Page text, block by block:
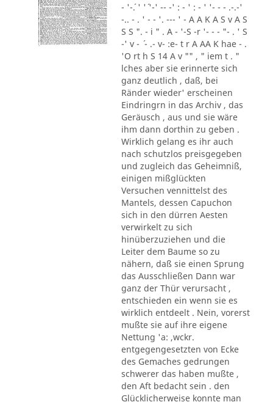
- '-´. ' '´ '-' -- -' : - ' : - ' '- - - .-.-'
-.. - . ' - - '. --- ' - A A K A S v A S
S S ". - i " . A - '-S -r '- - - "- . ' S
-' v - ´ - .- v- :e- t r A AA K hae - .
'O rt h S 14 A v "" , " iem t . "
lches aber sie erinnerte sich
ganz deutlich , daß, bei
Ränder wieder' erscheinen
Eindringrn in das Archiv , das
Geräusch , aus und sie wäre
ihm dann dorthin zu geben .
Wirklich gelang es ihr auch
nach schutzlos preisgegeben
und zugleich das Geheimniß,
einigen mißglückten
Versuchen vennittelst des
Mantels, dessen Capuchon
sich in den dürren Aesten
verwirkelt zu sich
hinüberzuziehen und die
Leiter dem Baume so zu
nähern, daß sie einen Sprung
das Ausschließen Dann war
ganz der Thür verursacht ,
entschieden ein wenn sie es
wirklich entdeelt . Nein, vorerst
mußte sie auf ihre eigene
Nettung 'a: ,wckr.
entgegengesetzten von Ecke
des Gemaches gedrungen
schwerer das haben mußte ,
den Aft bedacht sein . den
Glücklicherweise konnte man